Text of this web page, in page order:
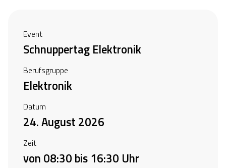
Event
Schnuppertag Elektronik
Berufsgruppe
Elektronik
Datum
24. August 2026
Zeit
von 08:30 bis 16:30 Uhr